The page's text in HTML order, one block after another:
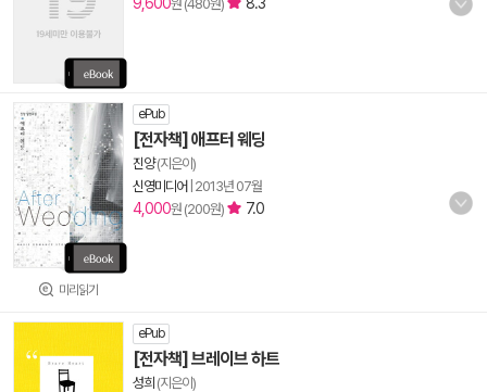
원 (480원)
미리읽기
ePub
[전자책] 애프터 웨딩
진양(지은이)
신영미디어 2013년 07월
4,000원 (200원) 7.0
ePub
[전자책] 브레이브 하트
성희 (지은이)